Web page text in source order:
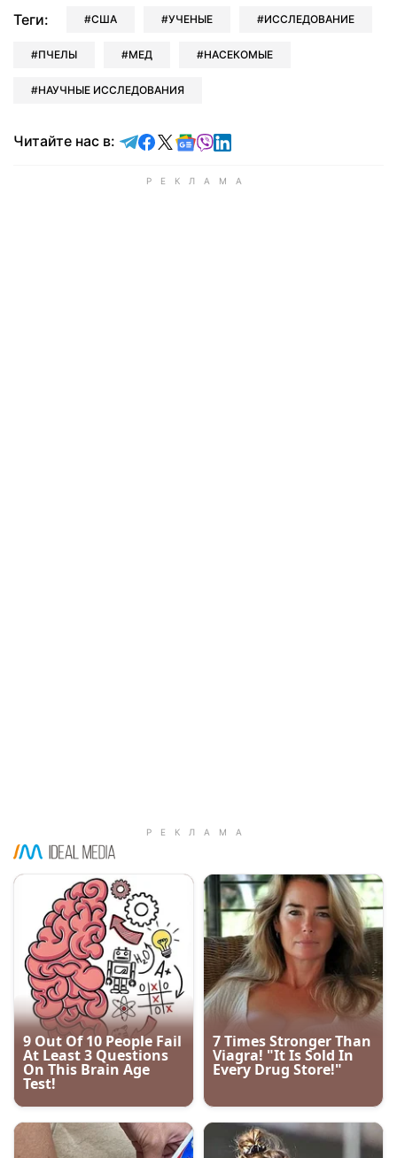
Теги: США УЧЕНЫЕ ИССЛЕДОВАНИЕ
ПЧЕЛЫ МЕД НАСЕКОМЫЕ
НАУЧНЫЕ ИССЛЕДОВАНИЯ
Читайте нас в: Читайте в Telegram
Читайте в Facebook
Читайте в X
Читайте в Google news
Читайте в Viber
Читайте в LinkedIn